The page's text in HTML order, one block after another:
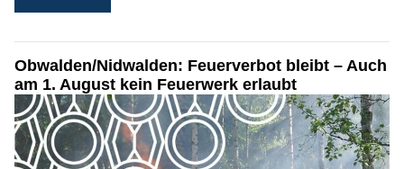
Obwalden/Nidwalden: Feuerverbot bleibt – Auch
am 1. August kein Feuerwerk erlaubt